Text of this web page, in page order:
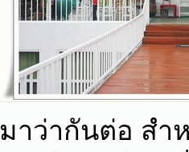
มาว่ากันต่อ สำ